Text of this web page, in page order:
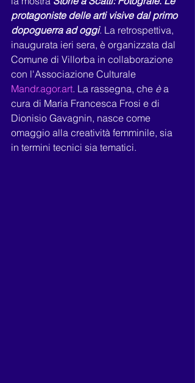
protagoniste delle arti visive dal primo
dopoguerra ad oggi. La retrospettiva,
inaugurata ieri sera, è organizzata dal
Comune di Villorba in collaborazione
con l'Associazione Culturale
Mandr.agor.art. La rassegna, che è a
cura di Maria Francesca Frosi e di
Dionisio Gavagnin, nasce come
omaggio alla creatività femminile, sia
in termini tecnici sia tematici.